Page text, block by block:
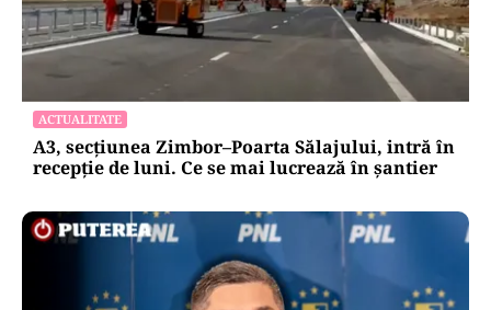
ACTUALITATE
A3, secțiunea Zimbor–Poarta Sălajului, intră în
recepție de luni. Ce se mai lucrează în șantier